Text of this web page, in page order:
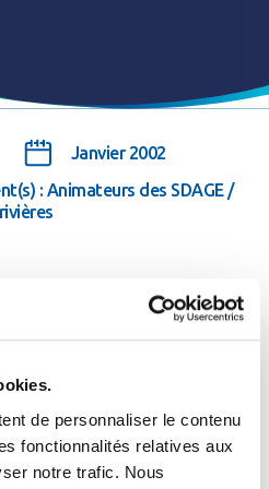
de personnaliser le contenu
fonctionnalités relatives aux
notre trafic. Nous
Janvier 2002
: Animateurs des SDAGE /
sur les Schémas
et de Gestion des Eaux